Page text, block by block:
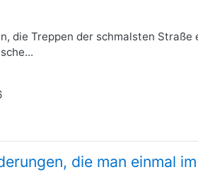
die Treppen der schmalsten
die man einmal